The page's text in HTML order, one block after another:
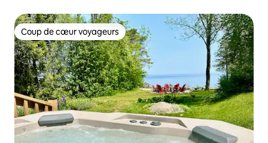
Coup de cœur voyageurs
Coup de cœur voyageurs